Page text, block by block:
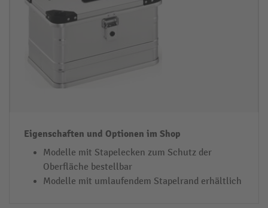
Modelle mit Stapelecken zum Schutz der
Oberfläche bestellbar
Modelle mit umlaufendem Stapelrand erhältlich